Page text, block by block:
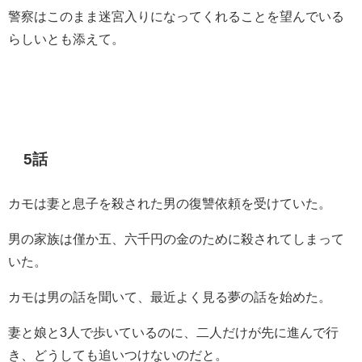
警察はこのまま迷宮入りになってくれることを望んでいる
らしいとも添えて。
5話
カモは妻と息子を殺された男の復讐依頼を受けていた。
男の家族は僅か五、六千円の金のために殺されてしまって
いた。
カモは男の話を聞いて、最近よく見る夢の話を始めた。
妻と娘と3人で歩いているのに、二人だけが先に進んで行
き、どうしても追いつけないのだと。